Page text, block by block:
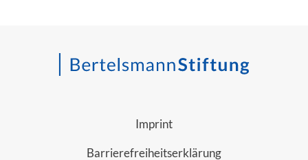
Imprint
Barrierefreiheitserklärung